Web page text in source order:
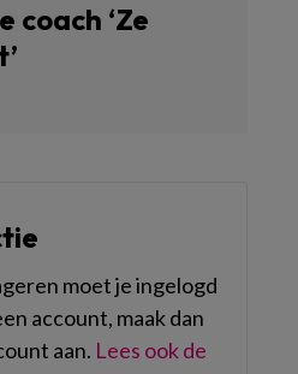
coach ‘Ze
moet je ingelogd
account, maak dan
aan. Lees ook de